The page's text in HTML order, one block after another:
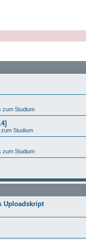
zum Studium
Studium
zum Studium
Uploadskript